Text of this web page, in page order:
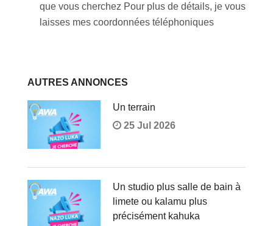
que vous cherchez Pour plus de détails, je vous
laisses mes coordonnées téléphoniques
AUTRES ANNONCES
Un terrain
25 Jul 2026
Un studio plus salle de bain à
limete ou kalamu plus
précisément kahuka